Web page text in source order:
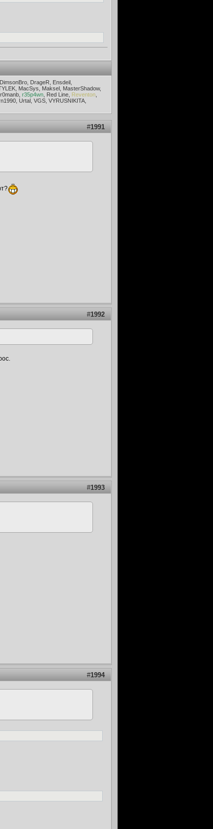
, DimsonBro, DrageR, Ensdeil,
MacSys, Maksel, MasterShadow,
r35p4wn , Red Line, Reventon
Urtal, VGS, VYRUSNIKITA,
#1991
#1992
#1993
#1994